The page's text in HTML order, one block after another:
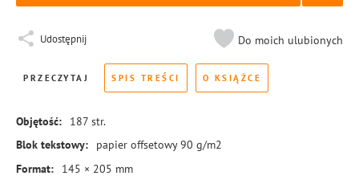
Udostępnij Do moich ulubionych
PRZECZYTAJ SPIS TREŚCI O KSIĄŻCE
Objętość: 187 str.
Blok tekstowy:
papier offsetowy 90 g/m2
Format:
145 × 205 mm